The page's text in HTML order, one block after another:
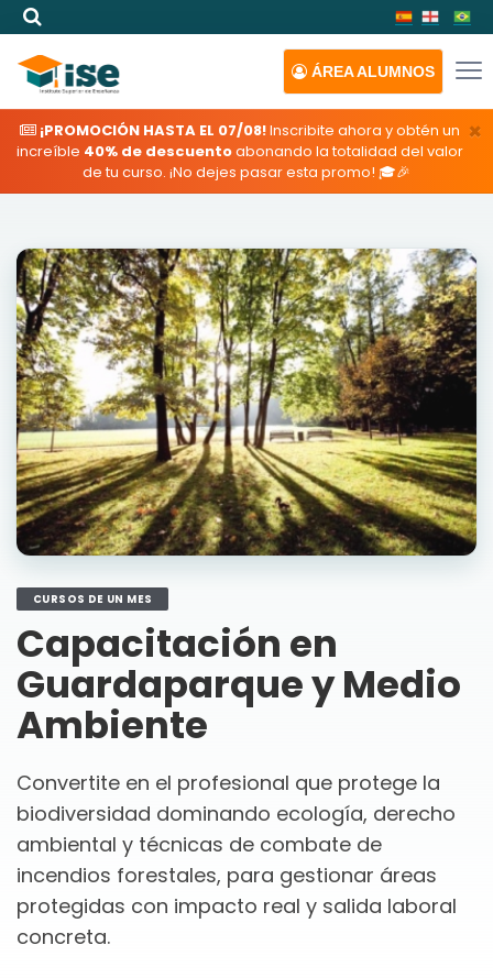
ÁREAALUMNOS
×
¡PROMOCIÓN HASTA EL 07/08!Inscribite ahora y obtén un
increíble 40% de descuentoabonando la totalidad del valor
de tu curso. ¡No dejes pasar esta promo! 🎓🎉
CURSOS DE UN MES
Capacitación en
Guardaparque y Medio
Ambiente
Convertite en el profesional que protege la
biodiversidad dominando ecología, derecho
ambiental y técnicas de combate de
incendios forestales, para gestionar áreas
protegidas con impacto real y salida laboral
concreta.